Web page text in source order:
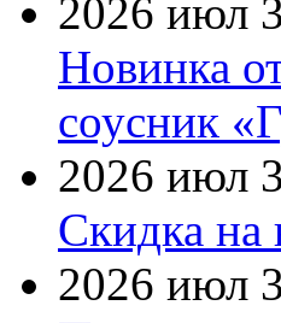
2026 июл
Новинка
соусник
2026 июл
Скидка
2026 июл